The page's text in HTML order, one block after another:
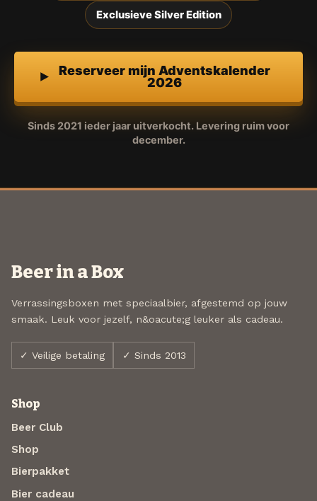
Exclusieve Silver Edition
Reserveer mijn Adventskalender
2026
Sinds 2021 ieder jaar uitverkocht. Levering ruim voor
december.
Beer in a Box
Verrassingsboxen met speciaalbier, afgestemd op jouw
smaak. Leuk voor jezelf, n&oacute;g leuker als cadeau.
✓ Veilige betaling ✓ Sinds 2013
Shop
Beer Club
Shop
Bierpakket
Bier cadeau